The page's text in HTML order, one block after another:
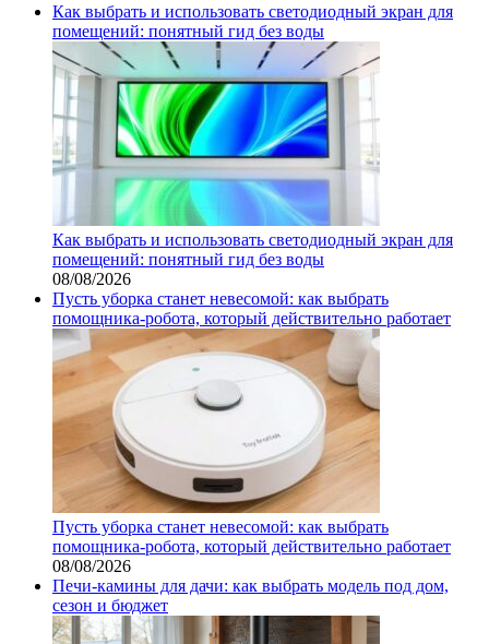
Как выбрать и использовать светодиодный экран для
помещений: понятный гид без воды
Как выбрать и использовать светодиодный экран для
помещений: понятный гид без воды
08/08/2026
Пусть уборка станет невесомой: как выбрать
помощника‑робота, который действительно работает
Пусть уборка станет невесомой: как выбрать
помощника‑робота, который действительно работает
08/08/2026
Печи-камины для дачи: как выбрать модель под дом,
сезон и бюджет